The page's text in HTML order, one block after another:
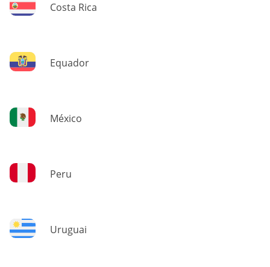
Costa Rica
Equador
México
Peru
Uruguai